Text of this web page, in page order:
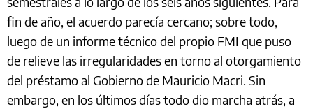
fin de año, el acuerdo parecía cercano; sobre todo,
luego de un informe técnico del propio FMI que puso
de relieve las irregularidades en torno al otorgamiento
del préstamo al Gobierno de Mauricio Macri. Sin
embargo, en los últimos días todo dio marcha atrás, a